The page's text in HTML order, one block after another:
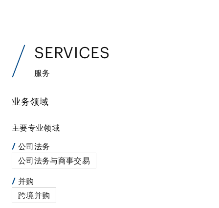
SERVICES
服务
业务领域
主要专业领域
公司法务
公司法务与商事交易
并购
跨境并购